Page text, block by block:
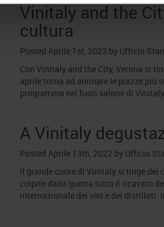
Vinitaly and the
cultura
Posted Aprile 1st, 2023 by Ufficio
Con Vinitaly and the City, Verona si
aprile torna ad animare le piazze più
programma nel fuori salone di
A Vinitaly
Posted Aprile 13th, 2022 by Ufficio
Il grande cuore di Vinitaly si tinge dei
colpite dalla guerra tutto il ricavato
internazionale dei vini e dei distillati.